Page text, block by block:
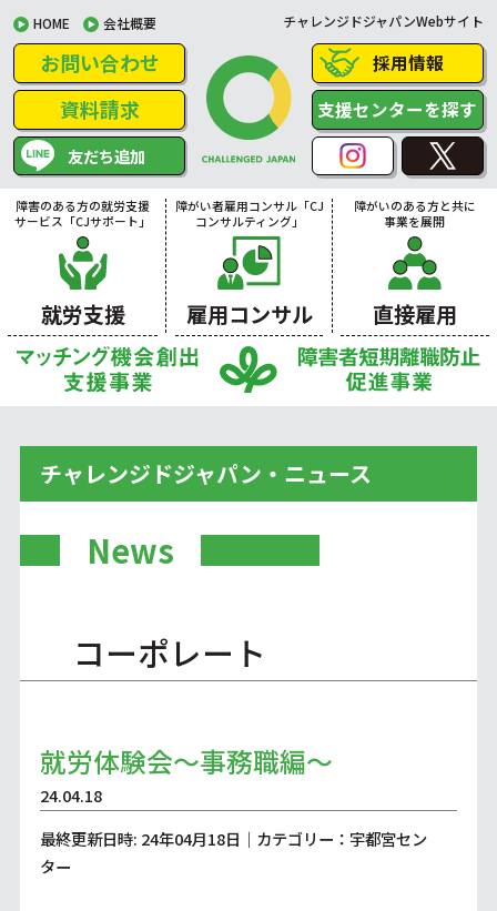
HOME 会社概要 チャレンジドジャパンWebサイト
お問い合わせ
資料請求
友だち追加
採用情報
支援センターを探す
障害のある方の就労支援
サービス「CJサポート」
就労支援
障がい者雇用コンサル「CJ
コンサルティング」
雇用コンサル
障がいのある方と共に
事業を展開
直接雇用
チャレンジドジャパン・ニュース
News
コーポレート
就労体験会～事務職編～
24.04.18
最終更新日時: 24年04月18日｜カテゴリー：宇都宮セン
ター